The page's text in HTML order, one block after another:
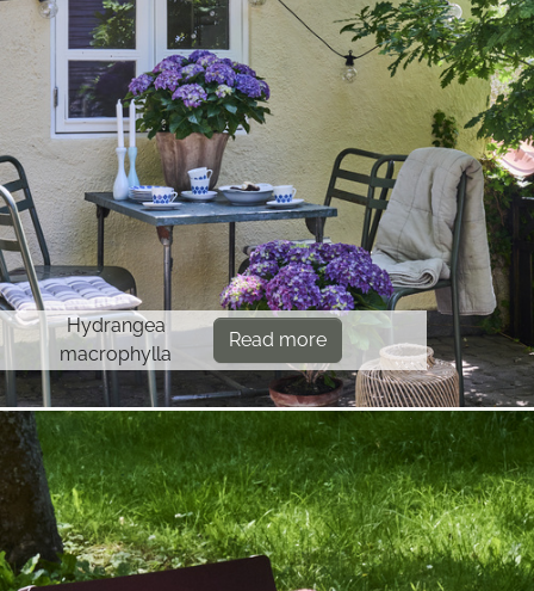
Hydrangea
macrophylla
Read more